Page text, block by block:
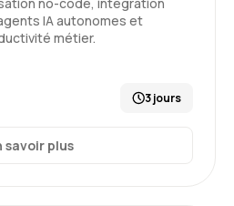
IA autonomes et
métier.
3 jours
savoir plus